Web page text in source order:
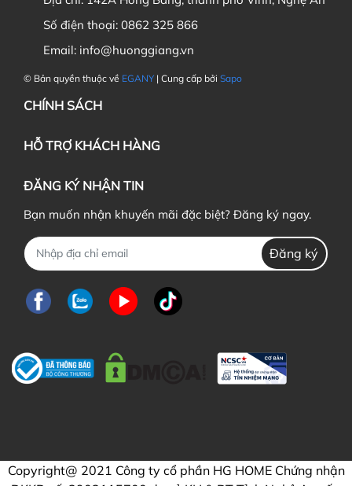
Số điện thoại: 0862 325 866
Email: info@huonggiang.vn
© Bản quyền thuộc về EGANY | Cung cấp bởi Sapo
CHÍNH SÁCH
HỖ TRỢ KHÁCH HÀNG
ĐĂNG KÝ NHẬN TIN
Bạn muốn nhận khuyến mãi đặc biệt? Đăng ký ngay.
Đăng ký
Copyright@ 2021 Công ty cổ phần HG HOME Chứng nhận